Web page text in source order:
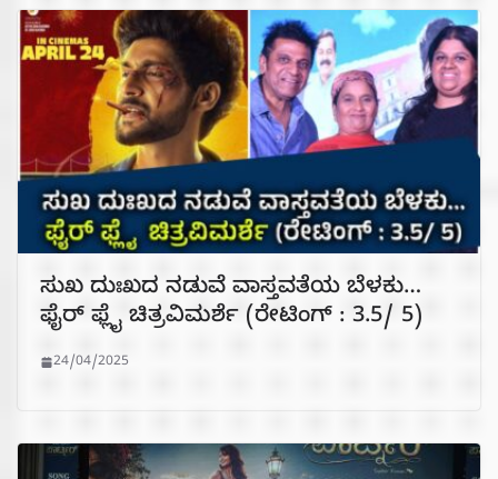
ಸುಖ ದುಃಖದ ನಡುವೆ ವಾಸ್ತವತೆಯ ಬೆಳಕು…
ಫೈರ್‌ ಫ್ಲೈ ಚಿತ್ರವಿಮರ್ಶೆ (ರೇಟಿಂಗ್ : 3.5/ 5)
24/04/2025